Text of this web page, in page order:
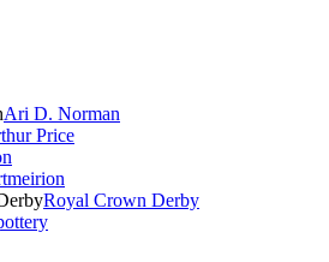
Ari D. Norman
Price
Royal Crown Derby